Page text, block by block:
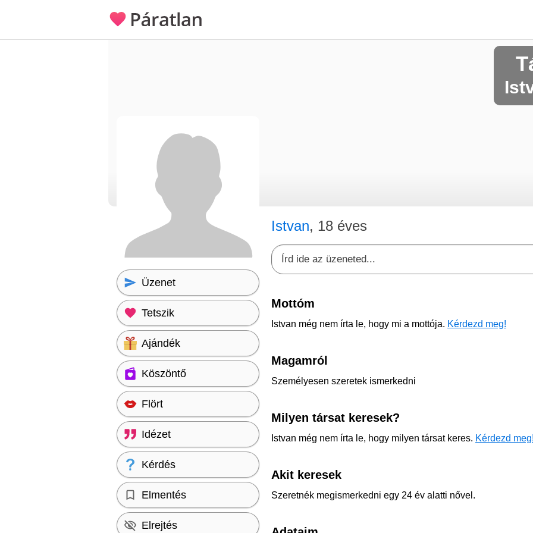
Istvan, 18 éves
Mottóm
Istvan még nem írta le, hogy mi a mottója. Kérdezd meg!
Magamról
Személyesen szeretek ismerkedni
Milyen társat keresek?
Istvan még nem írta le, hogy milyen társat keres. Kérdezd
Akit keresek
Szeretnék megismerkedni egy 24 év alatti nővel.
Üzenet
Tetszik
Ajándék
Köszöntő
Flört
Idézet
Kérdés
Elmentés
Elrejtés